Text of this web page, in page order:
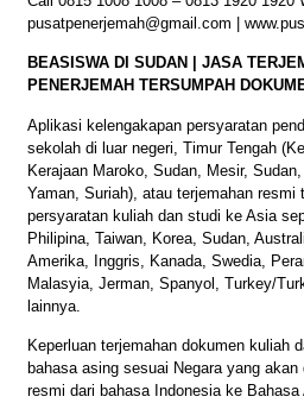
pusatpenerjemah@gmail.com |
BEASISWA DI SUDAN | JASA
PENERJEMAH TERSUMPAH
Aplikasi kelengakapan persyaratan
sekolah di luar negeri, Timur Tengah
Kerajaan Maroko, Sudan, Mesir,
Yaman, Suriah), atau terjemahan resmi
persyaratan kuliah dan studi ke Asia
Philipina, Taiwan, Korea, Sudan,
Amerika, Inggris, Kanada, Swedia,
Malasyia, Jerman, Spanyol, Turkey/
lainnya.
Keperluan terjemahan dokumen kuliah
bahasa asing sesuai Negara yang
resmi dari bahasa Indonesia ke Bahasa